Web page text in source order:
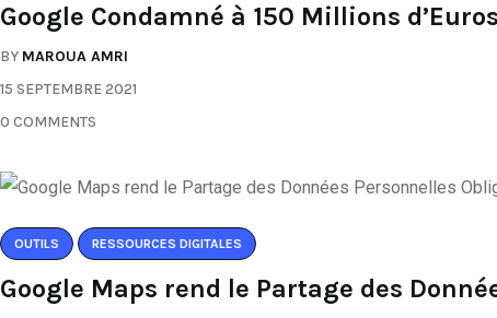
Google Condamné à 150 Millions
BY MAROUA AMRI
15 SEPTEMBRE 2021
0 COMMENTS
OUTILS RESSOURCES DIGITALES
Google Maps rend le Partage des